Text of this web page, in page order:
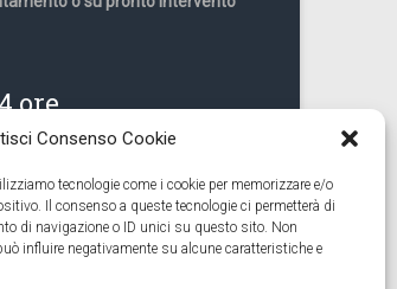
Consenso Cookie
tecnologie come i cookie per memorizzare e/o
Il consenso a queste tecnologie ci permetterà di
di navigazione o ID unici su questo sito. Non
influire negativamente su alcune caratteristiche e
ore
di apertura porte pronto